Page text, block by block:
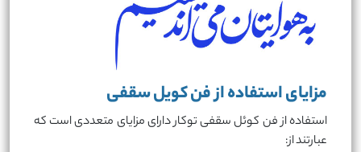
مزایای استفاده از فن کویل سقفی
استفاده از فن کوئل سقفی توکار دارای مزایای متعددی است که
عبارتند از: